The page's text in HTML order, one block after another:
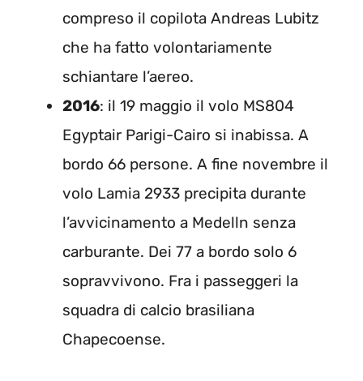
compreso il copilota Andreas Lubitz
che ha fatto volontariamente
schiantare l’aereo.
2016: il 19 maggio il volo MS804
Egyptair Parigi-Cairo si inabissa. A
bordo 66 persone. A fine novembre il
volo Lamia 2933 precipita durante
l’avvicinamento a Medelln senza
carburante. Dei 77 a bordo solo 6
sopravvivono. Fra i passeggeri la
squadra di calcio brasiliana
Chapecoense.